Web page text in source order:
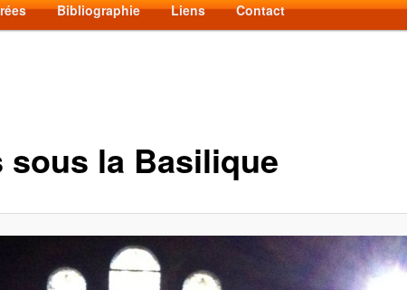
Bibliographie Liens Contact
la Basilique